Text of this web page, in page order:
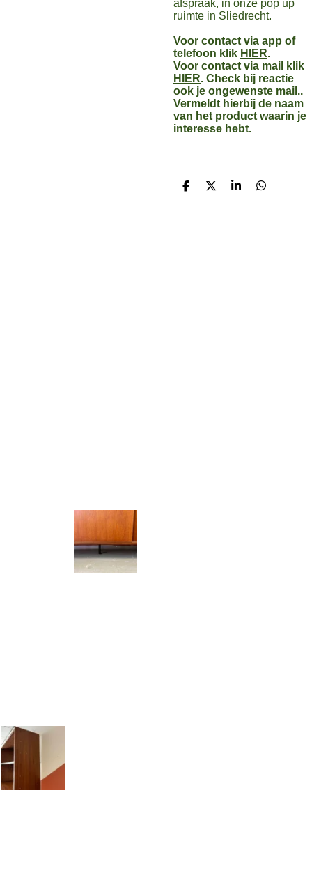
afspraak, in onze pop up
ruimte in Sliedrecht.
Voor contact via app of
telefoon klik HIER.
Voor contact via mail klik
HIER. Check bij reactie
ook je ongewenste mail..
Vermeldt hierbij de naam
van het product waarin je
interesse hebt.
D
D
S
D